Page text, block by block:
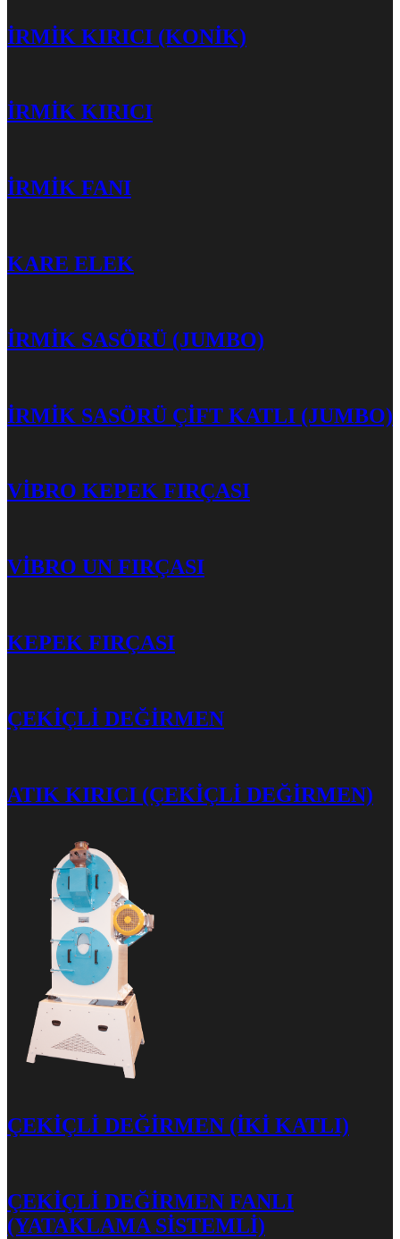
İRMİK KIRICI (KONİK)
İRMİK KIRICI
İRMİK FANI
KARE ELEK
İRMİK SASÖRÜ (JUMBO)
İRMİK SASÖRÜ ÇİFT KATLI (JUMBO)
VİBRO KEPEK FIRÇASI
VİBRO UN FIRÇASI
KEPEK FIRÇASI
ÇEKİÇLİ DEĞİRMEN
ATIK KIRICI (ÇEKİÇLİ DEĞİRMEN)
ÇEKİÇLİ DEĞİRMEN (İKİ KATLI)
ÇEKİÇLİ DEĞİRMEN FANLI
(YATAKLAMA SİSTEMLİ)